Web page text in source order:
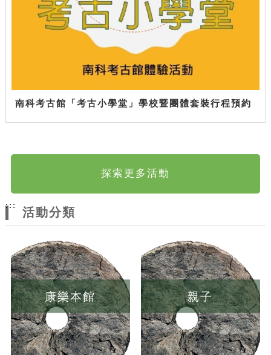
南科考古館「考古小學堂」學校暨團體套裝行程預約
探索更多活動
:::
活動分類
康樂本館 親子